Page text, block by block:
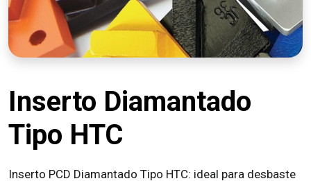
Inserto Diamantado
Tipo HTC
Inserto PCD Diamantado Tipo HTC: ideal para desbaste